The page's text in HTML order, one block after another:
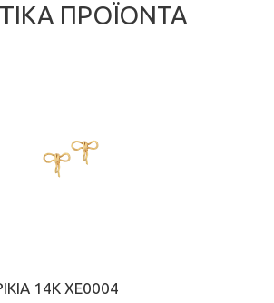
ΠΡΟΪΌΝΤΑ
14Κ ΧΕ0004